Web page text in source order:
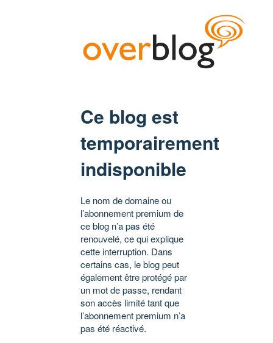
Ce blog est
temporairement
indisponible
Le nom de domaine ou
l’abonnement premium de
ce blog n’a pas été
renouvelé, ce qui explique
cette interruption. Dans
certains cas, le blog peut
également être protégé par
un mot de passe, rendant
son accès limité tant que
l’abonnement premium n’a
pas été réactivé.